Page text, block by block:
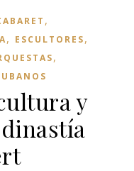
,
, ESCULTORES,
,
y